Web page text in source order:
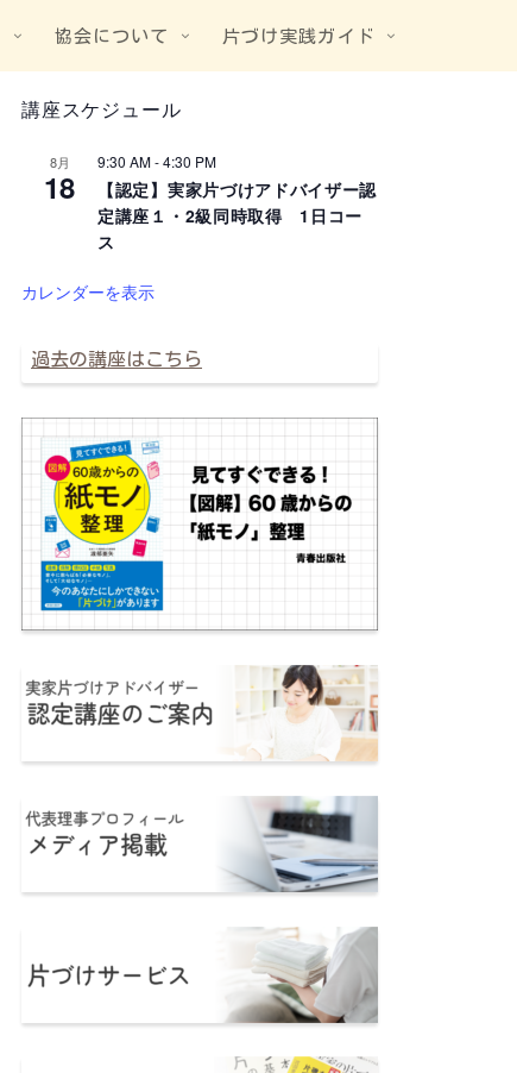
協会について 片づけ実践ガイド
講座スケジュール
8月
18
9:30 AM-4:30 PM
【認定】実家片づけアドバイザー認
定講座１・2級同時取得 1日コー
ス
カレンダーを表示
過去の講座はこちら